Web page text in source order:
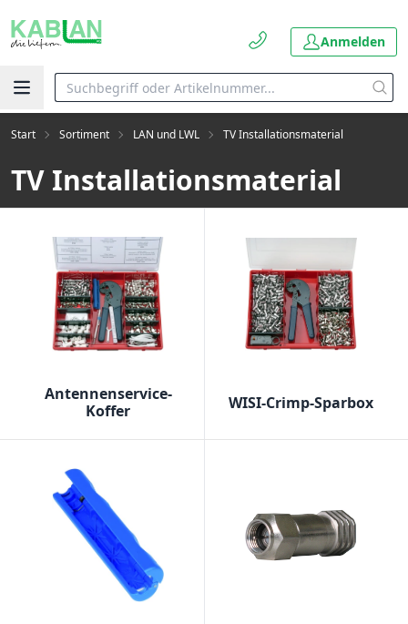
Anmelden
Start Sortiment LAN und LWL TV Installationsmaterial
TV Installationsmaterial
Antennenservice-
Koffer
WISI-Crimp-Sparbox